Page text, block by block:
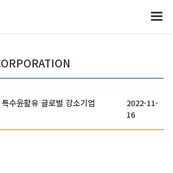
수윤활유 글로벌 강소기업
2022-11-
16